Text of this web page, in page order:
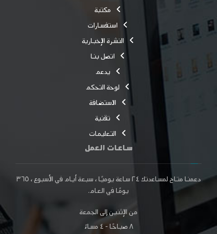
مكتبة
استفسارات
النشرة الإخبارية
اتصل بنا
يدعم
لوحة التحكم
الاستضافة
تقنية
التعليمات
ساعات العمل
دعمنا متاح لمساعدتك ٢٤ ساعة يوميًا ، سبعة أيام في الأسبوع ،٣٦٥
يومًافي العام.
من الإثنين إلى الجمعة
٨ صباحًا - ٤ مساءً